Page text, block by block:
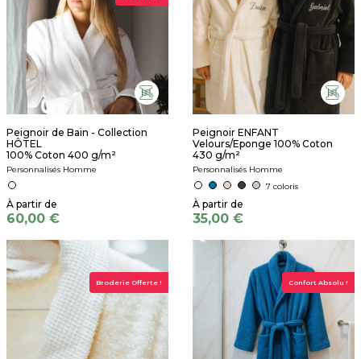
Peignoir de Bain - Collection
HÔTEL
100% Coton 400 g/m²
Personnalisés Homme
60,00 €
Peignoir ENFANT
Velours/Eponge 100% Coton
430 g/m²
Personnalisés Homme
7 coloris
35,00 €
Broderie Offerte ! Confort Absolu !